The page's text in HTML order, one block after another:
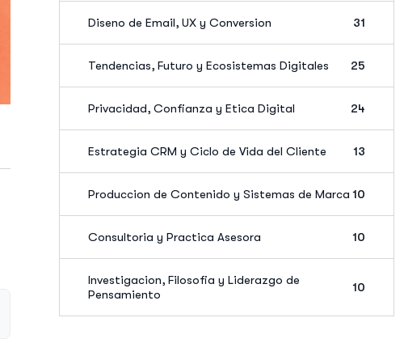
Diseno de Email, UX y Conversion 31
Tendencias, Futuro y Ecosistemas Digitales 25
Privacidad, Confianza y Etica Digital 24
Estrategia CRM y Ciclo de Vida del Cliente 13
Produccion de Contenido y Sistemas de Marca 10
Consultoria y Practica Asesora 10
Investigacion, Filosofia y Liderazgo de
Pensamiento
10